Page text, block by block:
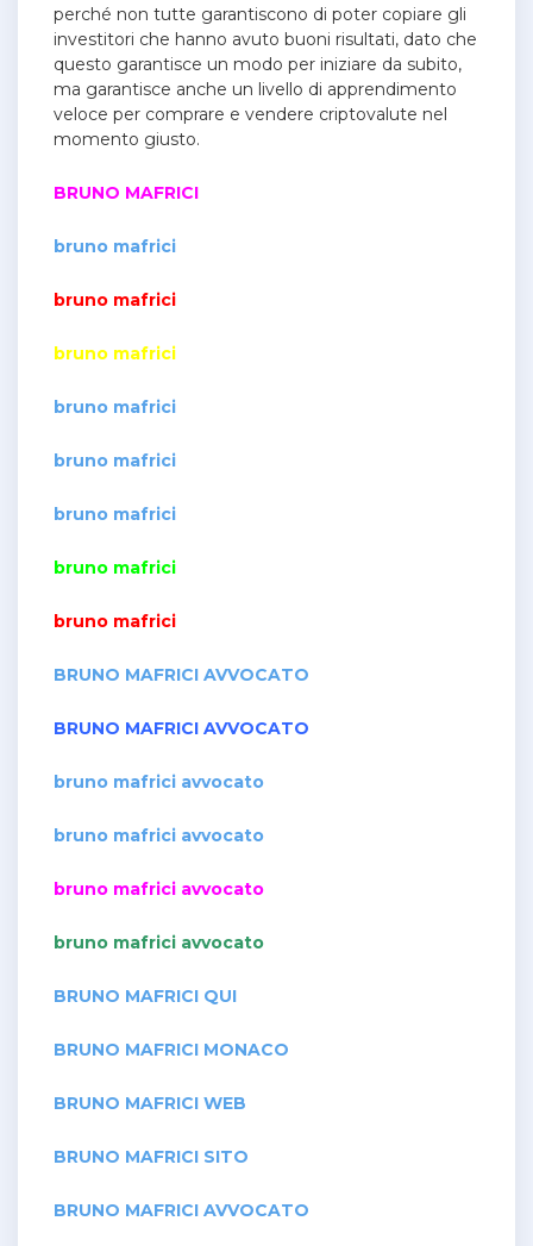
perché non tutte garantiscono di poter copiare gli
investitori che hanno avuto buoni risultati, dato che
questo garantisce un modo per iniziare da subito,
ma garantisce anche un livello di apprendimento
veloce per comprare e vendere criptovalute nel
momento giusto.
BRUNO MAFRICI
bruno mafrici
bruno mafrici
bruno mafrici
bruno mafrici
bruno mafrici
bruno mafrici
bruno mafrici
bruno mafrici
BRUNO MAFRICI AVVOCATO
BRUNO MAFRICI AVVOCATO
bruno mafrici avvocato
bruno mafrici avvocato
bruno mafrici avvocato
bruno mafrici avvocato
BRUNO MAFRICI QUI
BRUNO MAFRICI MONACO
BRUNO MAFRICI WEB
BRUNO MAFRICI SITO
BRUNO MAFRICI AVVOCATO